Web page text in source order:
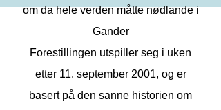
om da hele verden måtte nødlande i
Gander
Forestillingen utspiller seg i uken
etter 11. september 2001, og er
basert på den sanne historien om